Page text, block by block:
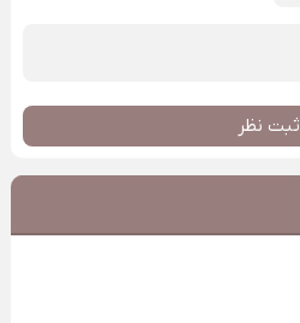
ثبت نظر